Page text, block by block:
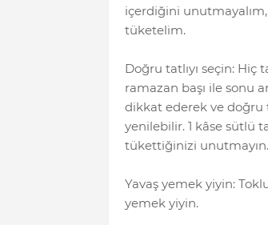
içerdiğini
tüketelim.
Doğru tatlıyı seçin:
ramazan başı ile sonu
dikkat ederek ve doğru
yenilebilir. 1 kâse sütlü
tükettiğinizi unutmayın.
Yavaş yemek yiyin:
yemek yiyin.